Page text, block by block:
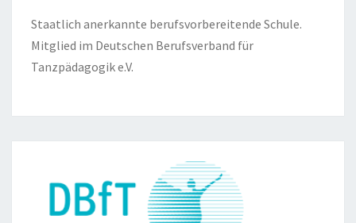
Staatlich anerkannte berufsvorbereitende Schule.
Mitglied im Deutschen Berufsverband für
Tanzpädagogik e.V.